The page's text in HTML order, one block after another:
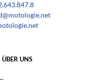
UNS